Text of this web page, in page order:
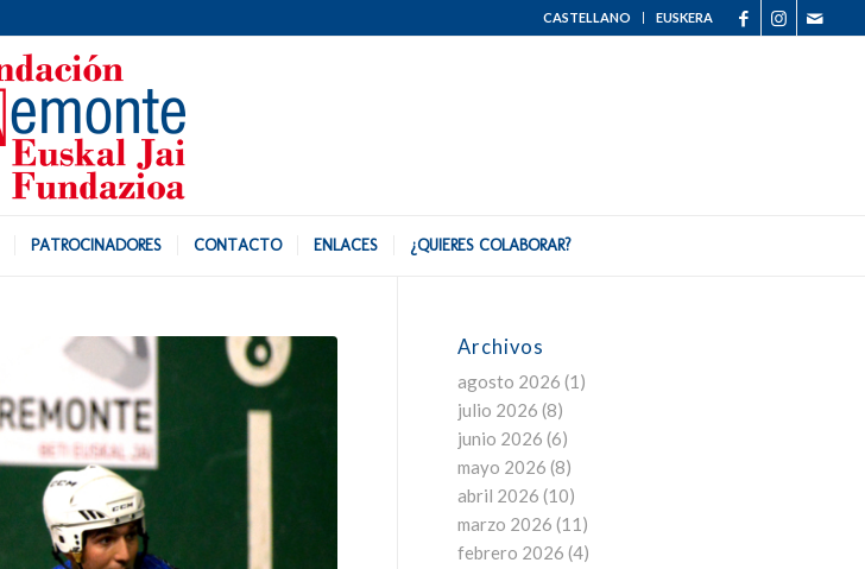
CASTELLANO EUSKERA
PATROCINADORES CONTACTO ENLACES ¿QUIERES COLABORAR?
Archivos
agosto 2026 (1)
julio 2026 (8)
junio 2026 (6)
mayo 2026 (8)
abril 2026 (10)
marzo 2026 (11)
febrero 2026 (4)